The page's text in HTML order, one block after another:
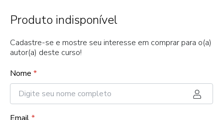
Produto indisponível
Cadastre-se e mostre seu interesse em comprar para o(a)
autor(a) deste curso!
Nome *